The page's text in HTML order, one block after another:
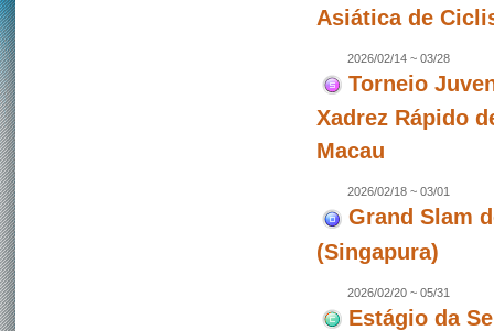
Asiática de
2026/02/14 ~ 03/28
Torneio
Xadrez Rápido
Macau
2026/02/18 ~ 03/01
Grand Slam
(Singapura)
2026/02/20 ~ 05/31
Estágio da